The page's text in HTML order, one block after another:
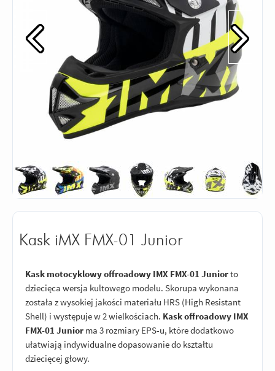
Kask iMX FMX-01 Junior
Kask motocyklowy offroadowy IMX FMX-01 Juniorto
dziecięca wersja kultowego modelu. Skorupa wykonana
została z wysokiej jakości materiału HRS (High Resistant
Shell) i występuje w 2 wielkościach. Kask offroadowy IMX
FMX-01 Junior ma 3 rozmiary EPS-u, które dodatkowo
ułatwiają indywidualne dopasowanie do kształtu
dziecięcej głowy.